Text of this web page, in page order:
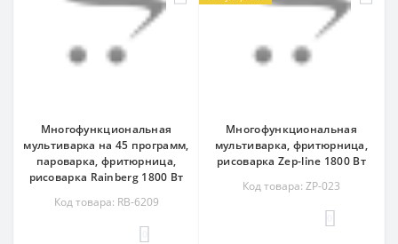
Многофункциональная
мультиварка на 45 программ,
пароварка, фритюрница,
рисоварка Rainberg 1800 Вт
Код товара: RB-6209
Многофункциональная
мультиварка, фритюрница,
рисоварка Zep-line 1800 Вт
Код товара: ZP-023